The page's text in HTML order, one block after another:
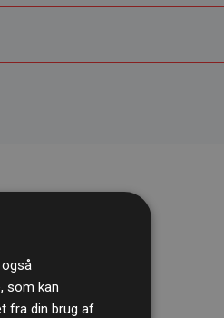
som kan
fra din brug af